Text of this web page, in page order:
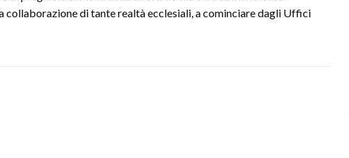
collaborazione di tante realtà ecclesiali, a cominciare dagli Uffici